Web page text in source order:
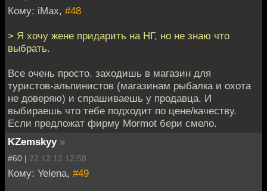
Кому: iMax, #48
> Я хочу жене придарить на НГ, но не знаю что
выбрать.
Все очень просто. заходишь в магазин для
туристов-альпинистов (магазинам рыбалка и охота
не доверяю) и спрашиваешь у продавца. И
выбираешь что тебе подходит по цене/качеству.
Если предложат фирму Mormot бери смело.
KZemskyy »
#60 | 22.12.12 12:58
Кому: Yelena, #49